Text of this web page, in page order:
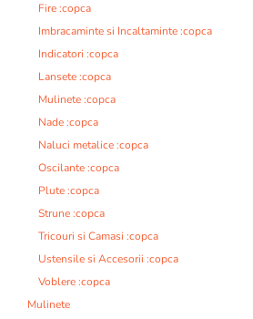
Fire :copca
Imbracaminte si Incaltaminte :copca
Indicatori :copca
Lansete :copca
Mulinete :copca
Nade :copca
Naluci metalice :copca
Oscilante :copca
Plute :copca
Strune :copca
Tricouri si Camasi :copca
Ustensile si Accesorii :copca
Voblere :copca
Mulinete